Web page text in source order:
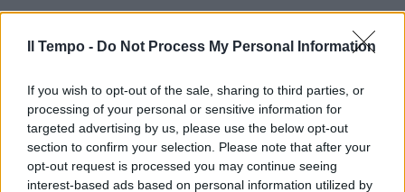
Il Tempo - Do Not Process My Personal Information
If you wish to opt-out of the sale, sharing to third parties, or
processing of your personal or sensitive information for
targeted advertising by us, please use the below opt-out
section to confirm your selection. Please note that after your
opt-out request is processed you may continue seeing
interest-based ads based on personal information utilized by